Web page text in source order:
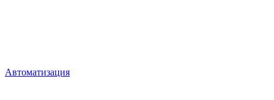
Автоматизация